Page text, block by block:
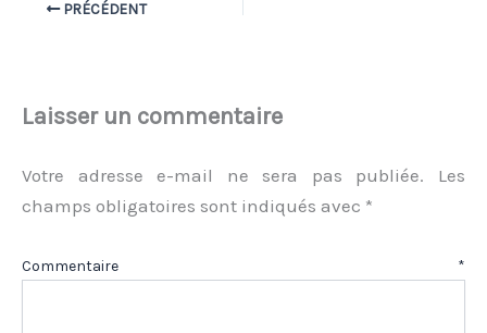
PRÉCÉDENT
Laisser un commentaire
Votre adresse e-mail ne sera pas publiée.
Les
champs obligatoires sont indiqués avec *
Commentaire *